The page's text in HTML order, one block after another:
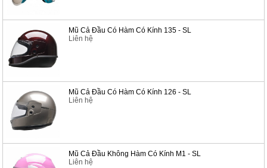
Mũ Cả Đầu Có Hàm Có Kính 135 - SL
Liên hệ
Mũ Cả Đầu Có Hàm Có Kính 126 - SL
Liên hệ
Mũ Cả Đầu Không Hàm Có Kính M1 - SL
Liên hệ